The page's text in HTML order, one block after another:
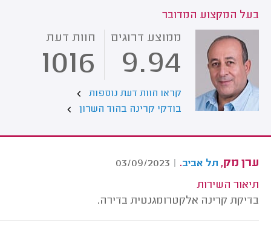
בעל המקצוע המדובר
ממוצע דרוגים
9.94
חוות דעת
1016
קראו חוות דעת נוספות
בודקי קרינה בהוד השרון
ערן מק, תל אביב.
|
03/09/2023
תיאור השירות
בדיקת קרינה אלקטרומגנטית בדירה.